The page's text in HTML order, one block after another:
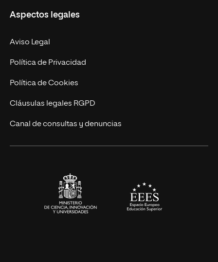
Doctorados
Experto Universitario
Postgrados
Cursos Universitarios
Facultades
Nuestro Equipo
Trabaja en UNIR
Actualidad
UNIR Revista
Eventos
Aspectos legales
Aviso Legal
Política de Privacidad
Política de Cookies
Cláusulas legales RGPD
Canal de consultas y denuncias